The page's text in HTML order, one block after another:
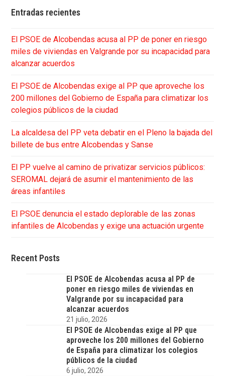
Entradas recientes
El PSOE de Alcobendas acusa al PP de poner en riesgo
miles de viviendas en Valgrande por su incapacidad para
alcanzar acuerdos
El PSOE de Alcobendas exige al PP que aproveche los
200 millones del Gobierno de España para climatizar los
colegios públicos de la ciudad
La alcaldesa del PP veta debatir en el Pleno la bajada del
billete de bus entre Alcobendas y Sanse
El PP vuelve al camino de privatizar servicios públicos:
SEROMAL dejará de asumir el mantenimiento de las
áreas infantiles
El PSOE denuncia el estado deplorable de las zonas
infantiles de Alcobendas y exige una actuación urgente
Recent Posts
El PSOE de Alcobendas acusa al PP de
poner en riesgo miles de viviendas en
Valgrande por su incapacidad para
alcanzar acuerdos
21 julio, 2026
El PSOE de Alcobendas exige al PP que
aproveche los 200 millones del Gobierno
de España para climatizar los colegios
públicos de la ciudad
6 julio, 2026